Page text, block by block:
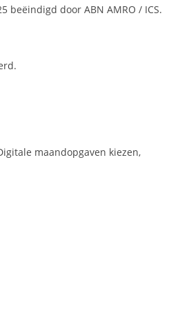
door ABN AMRO / ICS.
maandopgaven kiezen,